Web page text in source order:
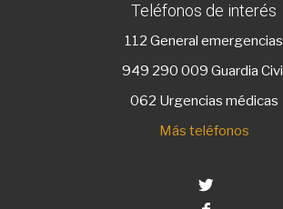
Teléfonos de interés
112 General emergencias
949 290 009 Guardia Civil
062 Urgencias médicas
Más teléfonos